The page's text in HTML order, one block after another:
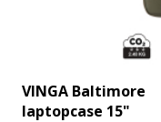
VINGA Baltimore
laptopcase 15"